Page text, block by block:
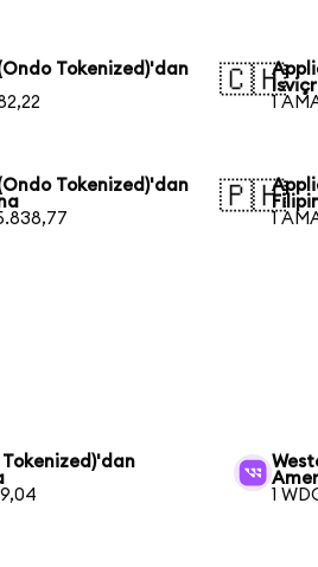
Tokenized)'dan
🇨🇭
1
Tokenized)'dan
🇵🇭
1
Tokenized)'dan
1